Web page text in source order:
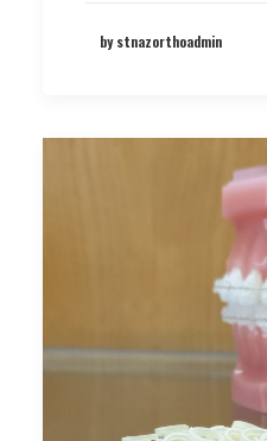
by stnazorthoadmin